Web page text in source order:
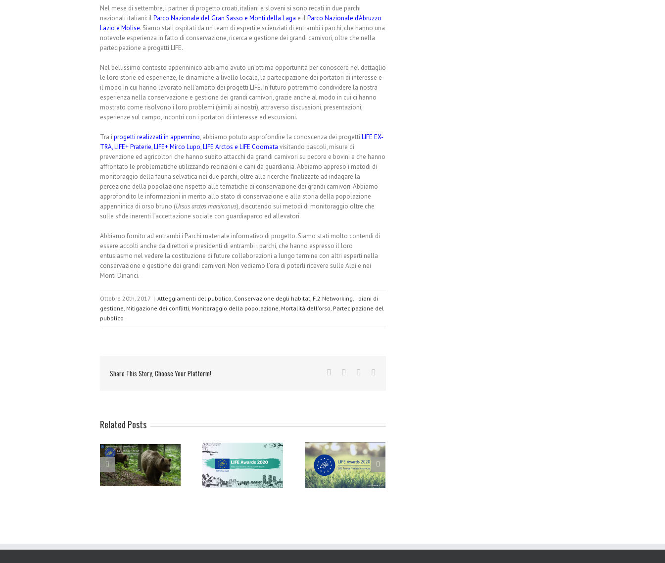
Nel mese di settembre, i partner di progetto croati, italiani e sloveni si sono recati in due parchi
nazionali italiani: ilParco Nazionale del Gran Sasso e Monti della Laga e ilParco Nazionale d’Abruzzo
Lazio e Molise. Siamo stati ospitati da un team di esperti e scienziati di entrambi i parchi, che hanno una
notevole esperienza in fatto di conservazione, ricerca e gestione dei grandi carnivori, oltre che nella
partecipazione a progetti LIFE.
Nel bellissimo contesto appenninico abbiamo avuto un’ottima opportunità per conoscere nel dettaglio
le loro storie ed esperienze, le dinamiche a livello locale, la partecipazione dei portatori di interesse e
il modo in cui hanno lavorato nell’ambito dei progetti LIFE. In futuro potremmo condividere la nostra
esperienza nella conservazione e gestione dei grandi carnivori, grazie anche al modo in cui ci hanno
mostrato come risolvono i loro problemi (simili ai nostri), attraverso discussioni, presentazioni,
esperienze sul campo, incontri con i portatori di interesse ed escursioni.
Tra i progetti realizzati in appennino, abbiamo potuto approfondire la conoscenza dei progetti LIFE EX-
TRA,LIFE+ Praterie,LIFE+ Mirco Lupo,LIFE Arctos e LIFE Coornata visitando pascoli, misure di
prevenzione ed agricoltori che hanno subito attacchi da grandi carnivori su pecore e bovini e che hanno
affrontato le problematiche utilizzando recinzioni e cani da guardiania. Abbiamo appreso i metodi di
monitoraggio della fauna selvatica nei due parchi, oltre alle ricerche finalizzate ad indagare la
percezione della popolazione rispetto alle tematiche di conservazione dei grandi carnivori. Abbiamo
approfondito le informazioni in merito allo stato di conservazione e alla storia della popolazione
appenninica di orso bruno (Ursus arctos marsicanus), discutendo sui metodi di monitoraggio oltre che
sulle sfide inerenti l’accettazione sociale con guardiaparco ed allevatori.
Abbiamo fornito ad entrambi i Parchi materiale informativo di progetto. Siamo stati molto contendi di
essere accolti anche da direttori e presidenti di entrambi i parchi, che hanno espresso il loro
entusiasmo nel vedere la costituzione di future collaborazioni a lungo termine con altri esperti nella
conservazione e gestione dei grandi carnivori. Non vediamo l’ora di poterli ricevere sulle Alpi e nei
Monti Dinarici.
Ottobre 20th, 2017 | Atteggiamenti del pubblico Conservazione degli habitat F.2 Networking I piani di
gestione Mitigazione dei conflitti Monitoraggio della popolazione Mortalità dell'orso Partecipazione del
pubblico
Share This Story, Choose Your Platform!
Related Posts
LIFE Awards 2020 – LIFE
Citizens’ Prize 2020 al
Nomina ai “LIFE AWARDS
2020″
É uscito il quinto
Bollettino del progetto